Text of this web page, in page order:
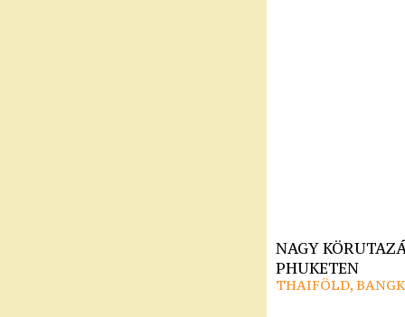
NAGY
PHUKETEN
THAIFÖLD,